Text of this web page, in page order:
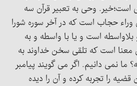
است؛خیر. وحی به تعبیر قرآن سه
حجاب است که در آخر سوره شورا
است و یا با واسطه و به
است که تلقی سخن خداوند به
نمی دانیم. اگر می گویند پیامبر
قضیه را تجربه کرده و آن را دیده